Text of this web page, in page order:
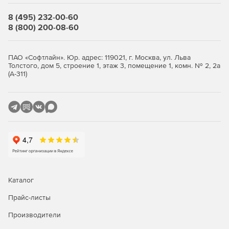
Ключевые функции
nanoCAD BIM Строительство ускоряет проектирование и
импорт/экспорт данных в .dwg-формате.
Генерация конструкций общего назначения с учетом
Железобетонные конструкции
8 (495) 232-00-60
8 (800) 200-08-60
ПАО «Софтлайн». Юр. адрес: 119021, г. Москва, ул. Льва
Толстого, дом 5, строение 1, этаж 3, помещение 1, комн. № 2, 2а
(А-311)
Каталог
Прайс-листы
Производители